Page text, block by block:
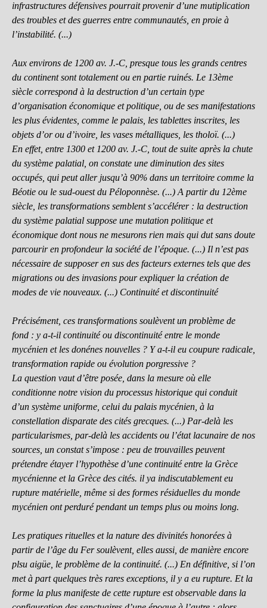
infrastructures défensives pourrait provenir d’une mutiplication
des troubles et des guerres entre communautés, en proie à
l’instabilité. (...)
Aux environs de 1200 av. J.-C, presque tous les grands centres
du continent sont totalement ou en partie ruinés. Le 13ème
siècle correspond à la destruction d’un certain type
d’organisation économique et politique, ou de ses manifestations
les plus évidentes, comme le palais, les tablettes inscrites, les
objets d’or ou d’ivoire, les vases métalliques, les tholoï. (...)
En effet, entre 1300 et 1200 av. J.-C, tout de suite après la chute
du système palatial, on constate une diminution des sites
occupés, qui peut aller jusqu’à 90% dans un territoire comme la
Béotie ou le sud-ouest du Péloponnèse. (...) A partir du 12ème
siècle, les transformations semblent s’accélérer : la destruction
du système palatial suppose une mutation politique et
économique dont nous ne mesurons rien mais qui dut sans doute
parcourir en profondeur la société de l’époque. (...) Il n’est pas
nécessaire de supposer en sus des facteurs externes tels que des
migrations ou des invasions pour expliquer la création de
modes de vie nouveaux. (...) Continuité et discontinuité
Précisément, ces transformations soulèvent un problème de
fond : y a-t-il continuité ou discontinuité entre le monde
mycénien et les donénes nouvelles ? Y a-t-il eu coupure radicale,
transformation rapide ou évolution porgressive ?
La question vaut d’être posée, dans la mesure où elle
conditionne notre vision du processus historique qui conduit
d’un système uniforme, celui du palais mycénien, à la
constellation disparate des cités grecques. (...) Par-delà les
particularismes, par-delà les accidents ou l’état lacunaire de nos
sources, un constat s’impose : peu de trouvailles peuvent
prétendre étayer l’hypothèse d’une continuité entre la Grèce
mycénienne et la Grèce des cités. il ya indiscutablement eu
rupture matérielle, même si des formes résiduelles du monde
mycénien ont perduré pendant un temps plus ou moins long.
Les pratiques rituelles et la nature des divinités honorées à
partir de l’âge du Fer soulèvent, elles aussi, de manière encore
plsu aigüe, le problème de la continuité. (...) En définitive, si l’on
met à part quelques très rares exceptions, il y a eu rupture. Et la
forme la plus manifeste de cette rupture est observable dans la